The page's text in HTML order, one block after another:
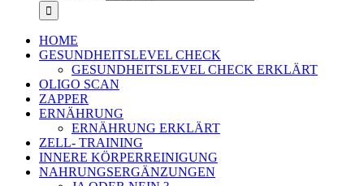
HOME
GESUNDHEITSLEVEL CHECK
GESUNDHEITSLEVEL CHECK ERKLÄRT
OLIGO SCAN
ZAPPER
ERNÄHRUNG
ERNÄHRUNG ERKLÄRT
ZELL- TRAINING
INNERE KÖRPERREINIGUNG
NAHRUNGSERGÄNZUNGEN